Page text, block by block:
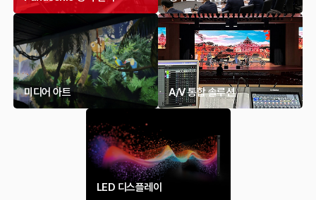
미디어 아트 A/V 통합 솔루션
LED 디스플레이